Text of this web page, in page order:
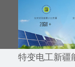
特变电工新疆